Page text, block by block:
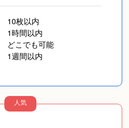
10枚以内
1時間以内
どこでも可能
1週間以内
人気